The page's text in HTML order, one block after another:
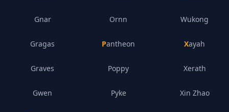
Gnar
Gragas
Graves
Gwen
Ornn
Pantheon
Poppy
Pyke
Wukong
Xayah
Xerath
Xin Zhao